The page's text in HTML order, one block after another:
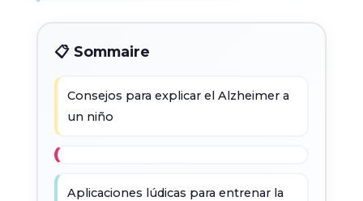
📋 Sommaire
Consejos para explicar el Alzheimer a
un niño
Aplicaciones lúdicas para entrenar la